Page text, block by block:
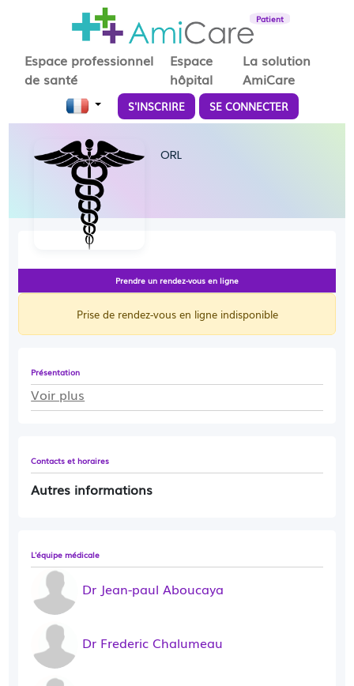
Patient
Espace professionnel
de santé
Espace
hôpital
La solution
AmiCare
S'INSCRIRE SE CONNECTER
ORL
Présentation
Voir plus
Contacts et horaires
Autres informations
L'équipe médicale
Dr Jean-paul Aboucaya
Dr Frederic Chalumeau
Prendre un rendez-vous en ligne
Prise de rendez-vous en ligne indisponible